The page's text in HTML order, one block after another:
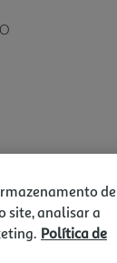
de
site, analisar a
Política de